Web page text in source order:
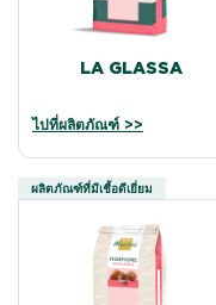
LA GLASSA
ไปที่ผลิตภัณฑ์ >>
ผลิตภัณฑ์ที่มีเชื้อดีเยี่ยม